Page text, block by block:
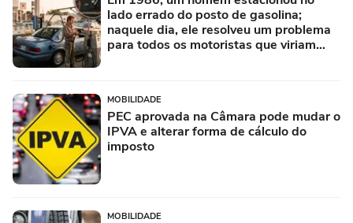
lado errado do posto de gasolina;
naquele dia, ele resolveu um problema
para todos os motoristas que viriam
MOBILIDADE
PEC aprovada na Câmara pode mudar o
IPVA e alterar forma de cálculo do
imposto
MOBILIDADE